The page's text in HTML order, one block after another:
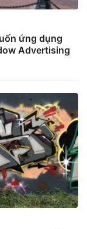
ứng dụng
Advertising